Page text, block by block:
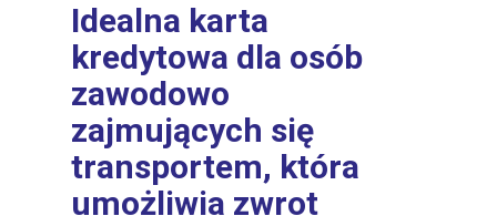
Idealna karta
kredytowa dla osób
zawodowo
zajmujących się
transportem, która
umożliwia zwrot